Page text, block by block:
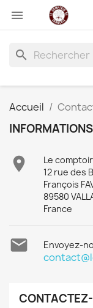

search
Accueil
INFORMATIONS

Le
12 rue des
François
89580
France
 Envoyez-